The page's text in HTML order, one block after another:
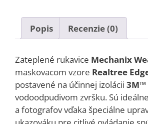
Popis Recenzie (0)
Zateplené rukavice Mechanix
maskovacom vzore Realtree
postavené na účinnej izolácii 3M™
vodoodpudivom zvršku. Sú
a fotografov vďaka špeciálne